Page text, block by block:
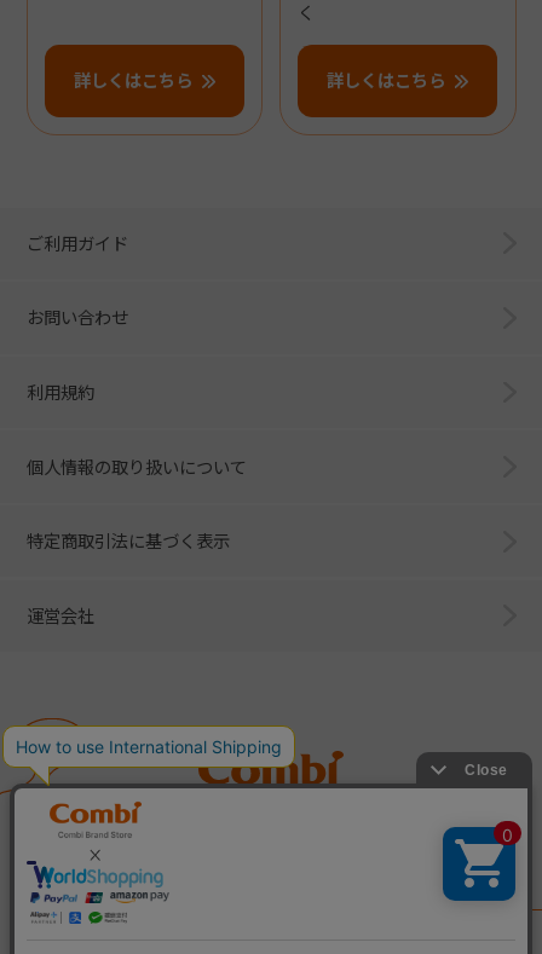
詳しくはこちら
く
詳しくはこちら
ご利用ガイド
お問い合わせ
利用規約
個人情報の取り扱いについて
特定商取引法に基づく表示
運営会社